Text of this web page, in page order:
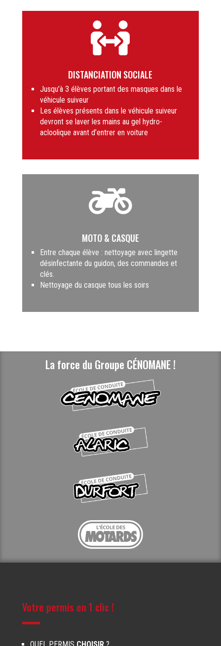

DISTANCIATION SOCIALE
Jusqu’à 3 élèves portant des masques dans le
véhicule suiveur
Les élèves présents dans le véhicule suiveur
devront se laver les mains au gel hydro-
acloolique avant d’entrer en voiture

MOTO & CASQUE
Entre chaque élève : nettoyage avec lingette
désinfectante du guidon, des commandes et
clés.
Nettoyage du casque tous les soirs
La force du Groupe CÉNOMANE !
Votre permis en 1 clic !